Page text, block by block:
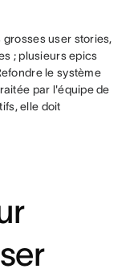
grosses user stories,
; plusieurs epics
le système
par l'équipe de
elle doit